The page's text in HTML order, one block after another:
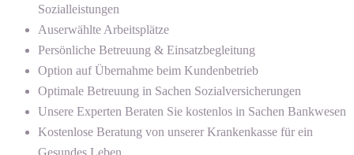
Sozialleistungen
Auserwählte Arbeitsplätze
Persönliche Betreuung & Einsatzbegleitung
Option auf Übernahme beim Kundenbetrieb
Optimale Betreuung in Sachen Sozialversicherungen
Unsere Experten Beraten Sie kostenlos in Sachen Bankwesen
Kostenlose Beratung von unserer Krankenkasse für ein